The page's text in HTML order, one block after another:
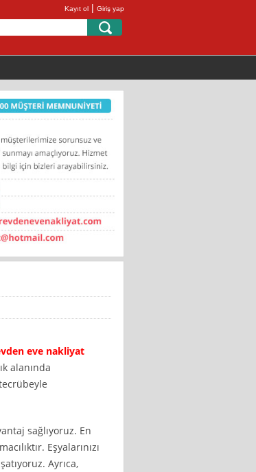
Kayıt ol | Giriş yap
eve nakliyat
alanında
sağlıyoruz. En
Eşyalarınızı
Ayrıca,